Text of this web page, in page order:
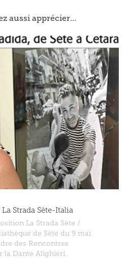
aussi apprécier…
Strada Sète-Italia
La Strada Sète /
de Sète du 9 mai
des Rencontres
la Dante Alighieri.